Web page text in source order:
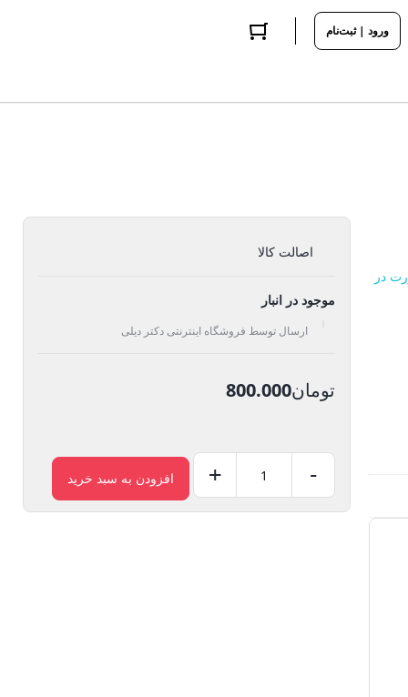
ورود | ثبت‌نام
در
اصالت کالا
موجود در انبار
ارسال توسط فروشگاه اینترنتی دکتر دیلی
تومان800.000
لاغری
-
+ افزودن به سبد خرید